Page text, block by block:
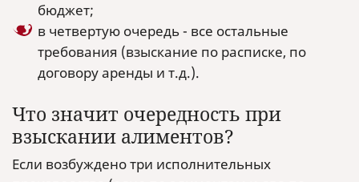
бюджет;
в четвертую очередь - все остальные
требования (взыскание по расписке, по
договору аренды и т.д.).
Что значит очередность при
взыскании алиментов?
Если возбуждено три исполнительных